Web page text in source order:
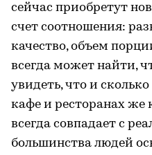
сейчас приобретут
счет соотношения:
качество, объем
всегда может найти,
увидеть, что и
кафе и ресторанах же
всегда совпадает с
большинства людей